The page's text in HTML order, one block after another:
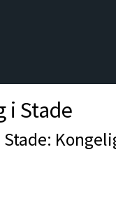
i Stade